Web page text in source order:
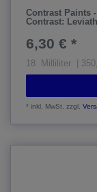
Contrast Paints
Contrast:
6,30 € *
18 Milliliter |
*inkl. MwSt. zzgl.